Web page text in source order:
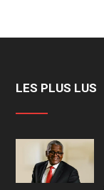
LES PLUS LUS